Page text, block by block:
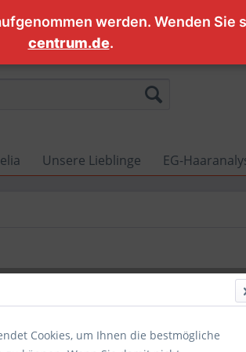
werden. Wenden Sie
centrum.de.
Unsere Lieblinge EG-
Cookies, um Ihnen die bestmögliche